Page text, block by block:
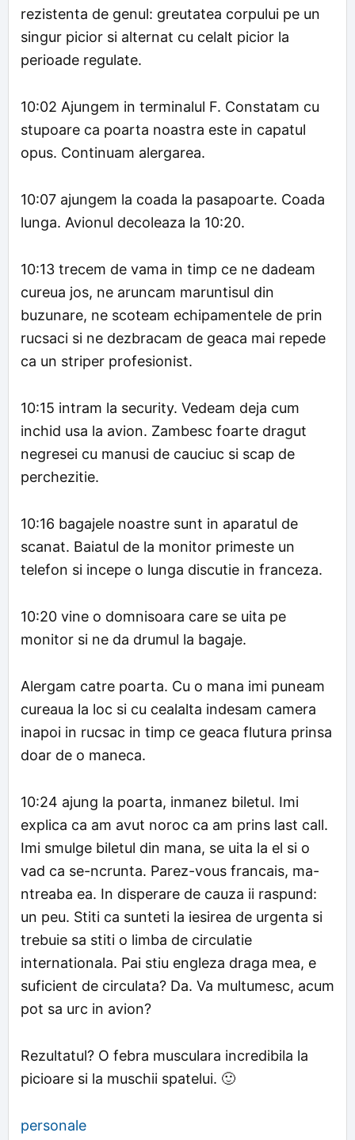
rezistenta de genul: greutatea corpului pe un
singur picior si alternat cu celalt picior la
perioade regulate.
10:02 Ajungem in terminalul F. Constatam cu
stupoare ca poarta noastra este in capatul
opus. Continuam alergarea.
10:07 ajungem la coada la pasapoarte. Coada
lunga. Avionul decoleaza la 10:20.
10:13 trecem de vama in timp ce ne dadeam
cureua jos, ne aruncam maruntisul din
buzunare, ne scoteam echipamentele de prin
rucsaci si ne dezbracam de geaca mai repede
ca un striper profesionist.
10:15 intram la security. Vedeam deja cum
inchid usa la avion. Zambesc foarte dragut
negresei cu manusi de cauciuc si scap de
perchezitie.
10:16 bagajele noastre sunt in aparatul de
scanat. Baiatul de la monitor primeste un
telefon si incepe o lunga discutie in franceza.
10:20 vine o domnisoara care se uita pe
monitor si ne da drumul la bagaje.
Alergam catre poarta. Cu o mana imi puneam
cureaua la loc si cu cealalta indesam camera
inapoi in rucsac in timp ce geaca flutura prinsa
doar de o maneca.
10:24 ajung la poarta, inmanez biletul. Imi
explica ca am avut noroc ca am prins last call.
Imi smulge biletul din mana, se uita la el si o
vad ca se-ncrunta. Parez-vous francais, ma-
ntreaba ea. In disperare de cauza ii raspund:
un peu. Stiti ca sunteti la iesirea de urgenta si
trebuie sa stiti o limba de circulatie
internationala. Pai stiu engleza draga mea, e
suficient de circulata? Da. Va multumesc, acum
pot sa urc in avion?
Rezultatul? O febra musculara incredibila la
picioare si la muschii spatelui. 🙂
personale